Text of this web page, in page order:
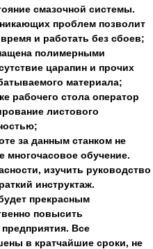
смазочной системы.
проблем позволит
и работать без сбоев;
полимерными
царапин и прочих
материала;
рабочего стола оператор
листового
за данным станком не
многочасовое обучение.
изучить руководство
инструктаж.
прекрасным
повысить
Все
в кратчайшие сроки, не